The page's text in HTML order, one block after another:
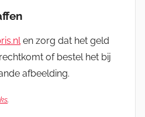
en zorg dat het geld
of bestel het bij
afbeelding.
.